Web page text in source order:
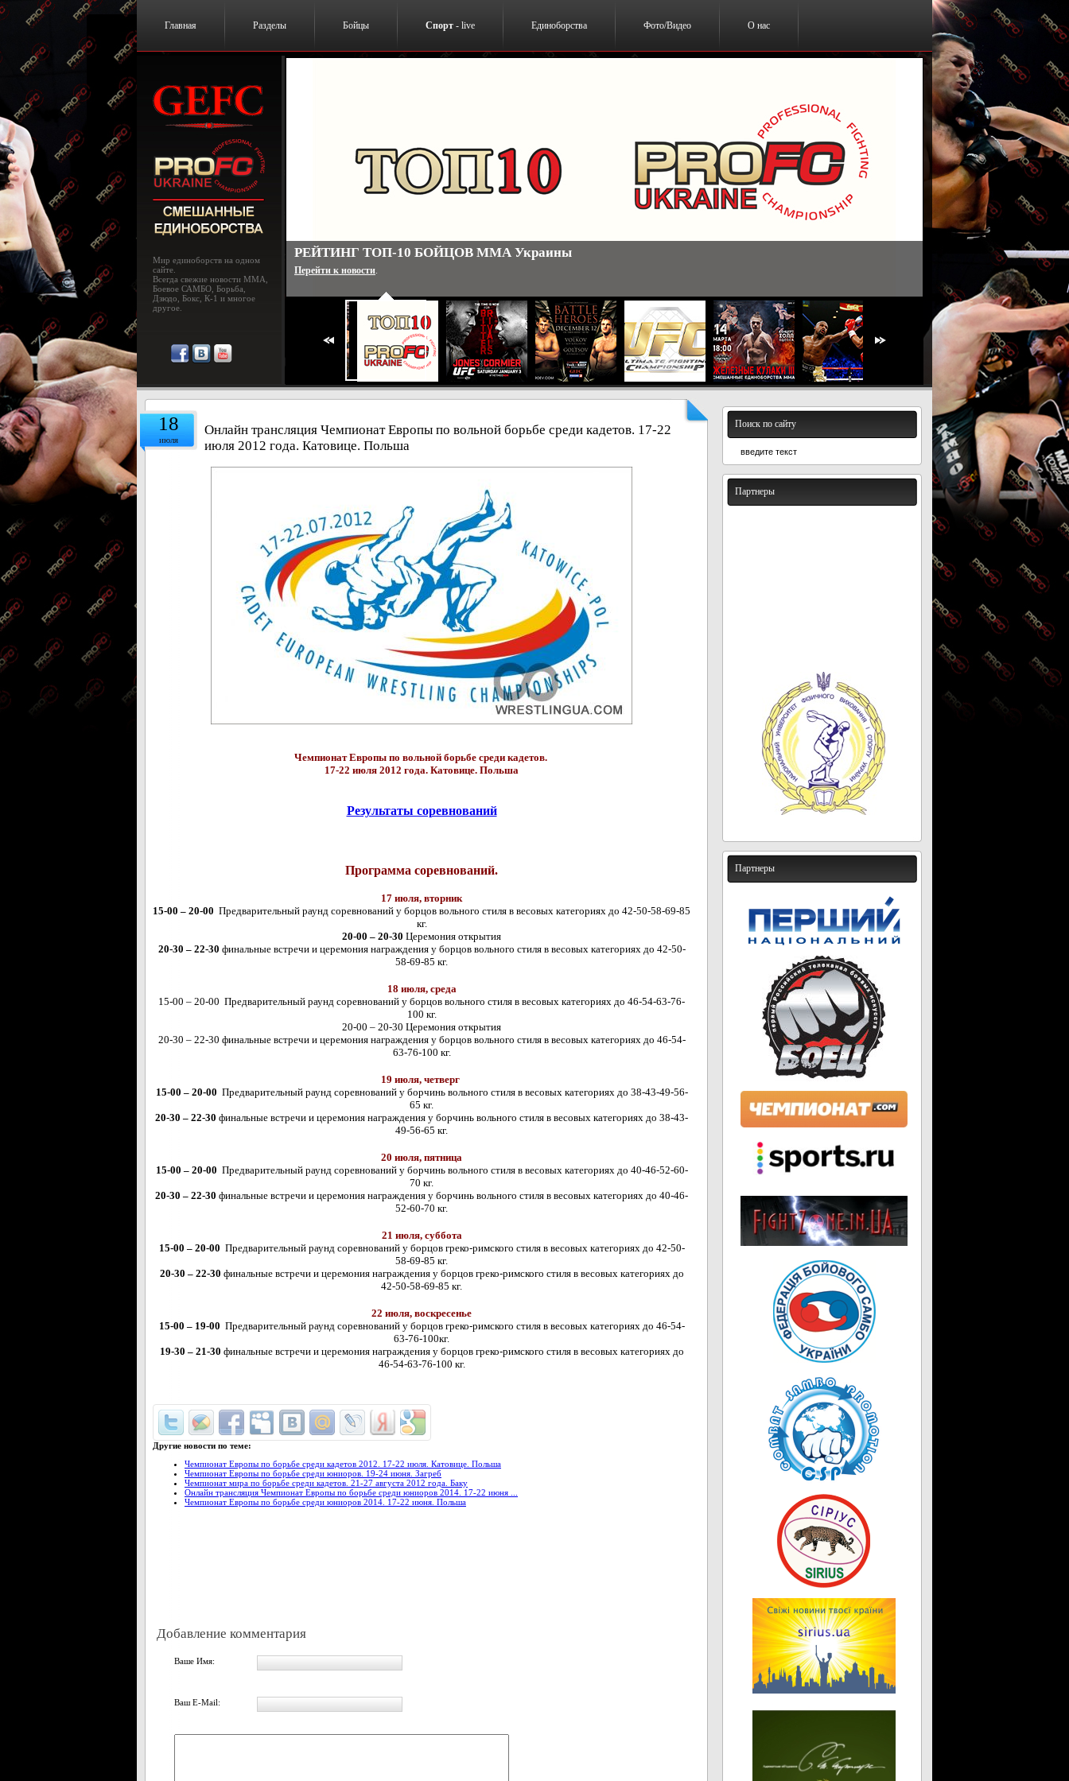
Главная Разделы Бойцы Спорт - live Единоборства Фото/Видео О нас
Мир единоборств на одном
сайте.
Всегда свежие новости MMA,
Боевое САМБО, Борьба,
Дзюдо, Бокс, К-1 и многое
другое.
РЕЙТИНГ ТОП-10 БОЙЦОВ ММА Украины
Перейти к новости.
18
июля
Онлайн трансляция Чемпионат Европы по вольной борьбе среди кадетов. 17-22
июля 2012 года. Катовице. Польша
Чемпионат Европы по вольной борьбе среди кадетов.
17-22 июля 2012 года. Катовице. Польша
Результаты соревнований
Программа соревнований.
17 июля, вторник
15-00 – 20-00 Предварительный раунд соревнований у борцов вольного стиля в весовых категориях до 42-50-58-69-85
кг.
20-00 – 20-30 Церемония открытия
20-30 – 22-30 финальные встречи и церемония награждения у борцов вольного стиля в весовых категориях до 42-50-
58-69-85 кг.
18 июля, среда
15-00 – 20-00 Предварительный раунд соревнований у борцов вольного стиля в весовых категориях до 46-54-63-76-
100 кг.
20-00 – 20-30 Церемония открытия
20-30 – 22-30 финальные встречи и церемония награждения у борцов вольного стиля в весовых категориях до 46-54-
63-76-100 кг.
19 июля, четверг
15-00 – 20-00 Предварительный раунд соревнований у борчинь вольного стиля в весовых категориях до 38-43-49-56-
65 кг.
20-30 – 22-30 финальные встречи и церемония награждения у борчинь вольного стиля в весовых категориях до 38-43-
49-56-65 кг.
20 июля, пятница
15-00 – 20-00 Предварительный раунд соревнований у борчинь вольного стиля в весовых категориях до 40-46-52-60-
70 кг.
20-30 – 22-30 финальные встречи и церемония награждения у борчинь вольного стиля в весовых категориях до 40-46-
52-60-70 кг.
21 июля, суббота
15-00 – 20-00 Предварительный раунд соревнований у борцов греко-римского стиля в весовых категориях до 42-50-
58-69-85 кг.
20-30 – 22-30 финальные встречи и церемония награждения у борцов греко-римского стиля в весовых категориях до
42-50-58-69-85 кг.
22 июля, воскресенье
15-00 – 19-00 Предварительный раунд соревнований у борцов греко-римского стиля в весовых категориях до 46-54-
63-76-100кг.
19-30 – 21-30 финальные встречи и церемония награждения у борцов греко-римского стиля в весовых категориях до
46-54-63-76-100 кг.
Другие новости по теме:
Чемпионат Европы по борьбе среди кадетов 2012. 17-22 июля. Катовице. Польша
Чемпионат Европы по борьбе среди юниоров. 19-24 июня. Загреб
Чемпионат мира по борьбе среди кадетов. 21-27 августа 2012 года. Баку
Онлайн трансляция Чемпионат Европы по борьбе среди юниоров 2014. 17-22 июня ...
Чемпионат Европы по борьбе среди юниоров 2014. 17-22 июня. Польша
Добавление комментария
Ваше Имя:
Ваш E-Mail:
Поиск по сайту
Партнеры
Партнеры